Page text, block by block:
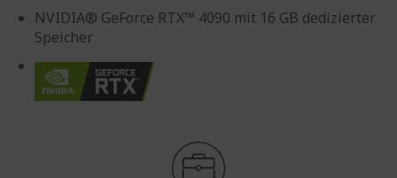
NVIDIA® GeForce RTX™ 4090 mit 16 GB dedizierter
Speicher